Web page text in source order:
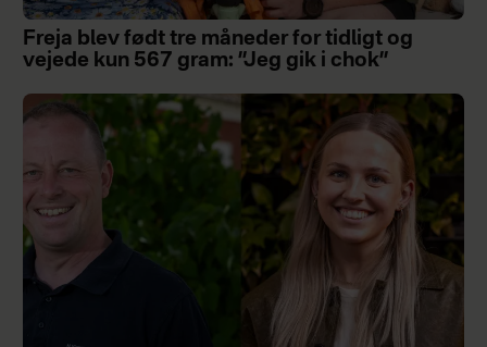
Freja blev født tre måneder for tidligt og
vejede kun 567 gram: ”Jeg gik i chok”